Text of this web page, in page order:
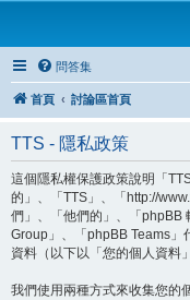
問答集
首頁 討論區首頁
TTS - 隱私政策
這個隱私權保護政策說明「
的」、「TTS」、「http://
們」、「他們的」、「phpBB
Group」、「phpBB Teams」
資料（以下以「您的個人資料
我們使用兩種方式來收集您的